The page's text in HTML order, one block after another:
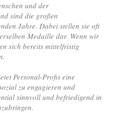
und der
sind die großen
Jahre. Dabei stellen sie oft
Medaille dar. Wenn wir
sich bereits mittelfristig
Personal-Profis eine
zu engagieren und
sinnvoll und befriedigend in